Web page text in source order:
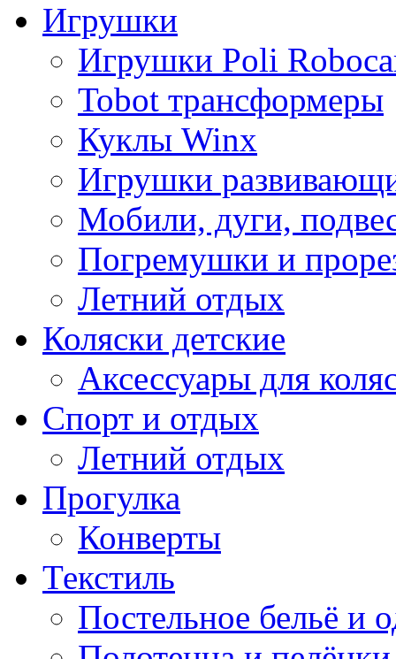
Игрушки
Игрушки Poli
Tobot трансформеры
Куклы Winx
Игрушки
Мобили, дуги,
Погремушки и
Летний отдых
Коляски детские
Аксессуары для
Спорт и отдых
Летний отдых
Прогулка
Конверты
Текстиль
Постельное бельё и